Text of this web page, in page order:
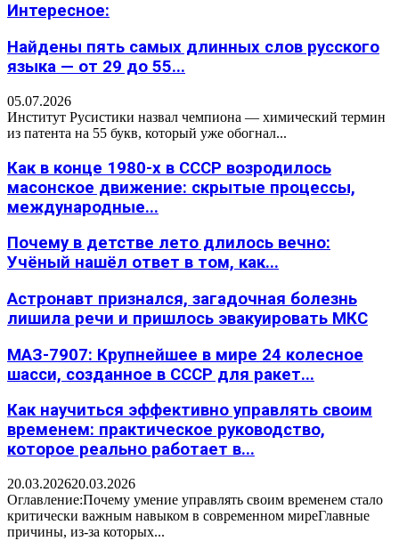
Интересное:
Найдены пять самых длинных слов русского
языка — от 29 до 55...
05.07.2026
Институт Русистики назвал чемпиона — химический термин
из патента на 55 букв, который уже обогнал...
Как в конце 1980-х в СССР возродилось
масонское движение: скрытые процессы,
международные...
Почему в детстве лето длилось вечно:
Учёный нашёл ответ в том, как...
Астронавт признался, загадочная болезнь
лишила речи и пришлось эвакуировать МКС
МАЗ-7907: Крупнейшее в мире 24 колесное
шасси, созданное в СССР для ракет...
Как научиться эффективно управлять своим
временем: практическое руководство,
которое реально работает в...
20.03.202620.03.2026
Оглавление:Почему умение управлять своим временем стало
критически важным навыком в современном миреГлавные
причины, из-за которых...